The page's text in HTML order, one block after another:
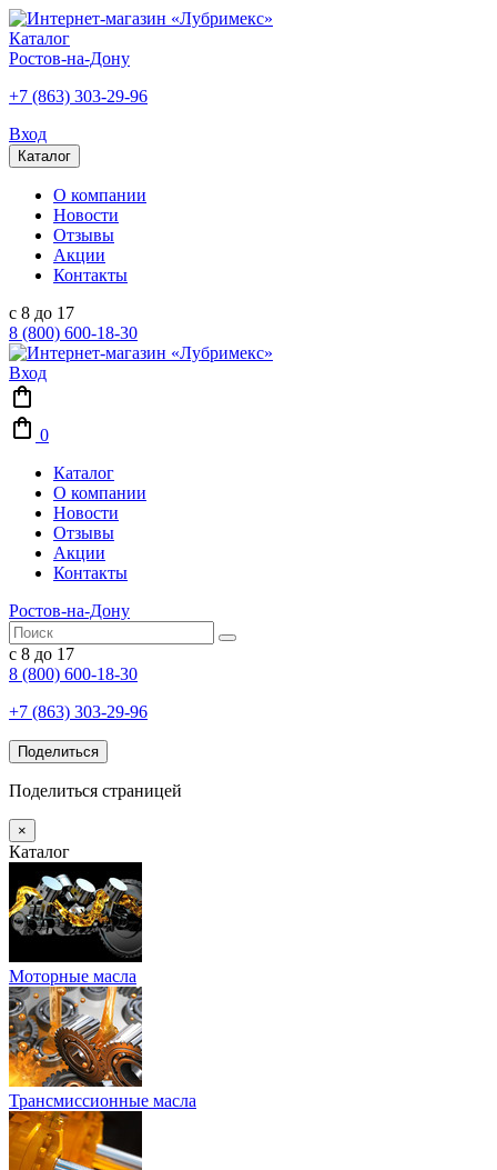
Каталог
Ростов-на-Дону
+7 (863) 303-29-96
Вход
Каталог
О компании
Новости
Отзывы
Акции
Контакты
с 8 до 17
8 (800) 600-18-30
Вход
0
Каталог
О компании
Новости
Отзывы
Акции
Контакты
Ростов-на-Дону
с 8 до 17
8 (800) 600-18-30
+7 (863) 303-29-96
Поделиться
Поделиться страницей
×
Каталог
Моторные масла
Трансмиссионные масла